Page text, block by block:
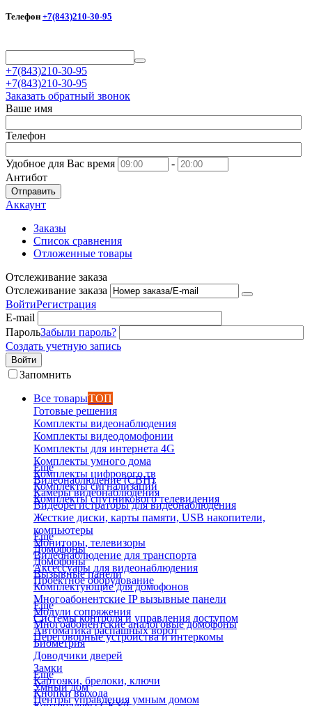
Телефон +7(843)210-30-95
+7(843)210-30-95
+7(843)210-30-95
Заказать обратный звонок
Ваше имя
Телефон
Удобное для Вас время
-
Антибот
Отправить
Аккаунт
Заказы
Список сравнения
Отложенные товары
Отслеживание заказа
Отслеживание заказа
ВойтиРегистрация
E-mail
ПарольЗабыли пароль?
Создать учетную запись
Войти
Запомнить
Все товарыТОП
Готовые решения
Комплекты видеонаблюдения
Комплекты видеодомофонии
Комплекты для интернета 4G
Комплекты умного дома
Комплекты цифрового тв
Комплекты сигнализаций
Комплекты спутникового телевидения
Еще
Видеонаблюдение (СВН)
Камеры видеонаблюдения
Видеорегистраторы для видеонаблюдения
Жесткие диски, карты памяти, USB накопители,
компьютеры
Мониторы, телевизоры
Видеонаблюдение для транспорта
Аксессуары для видеонаблюдения
Проектное оборудование
Еще
Домофоны
Домофоны
Вызывные панели
Комплектующие для домофонов
Многоабонентские IP вызывные панели
Модули сопряжения
Многоабонентские аналоговые домофоны
Переговорные устройства и интеркомы
Еще
Системы контроля и управления доступом
Автоматика распашных ворот
Биометрия
Доводчики дверей
Замки
Карточки, брелоки, ключи
Кнопки выхода
Еще
Умный дом
Центры управления умным домом